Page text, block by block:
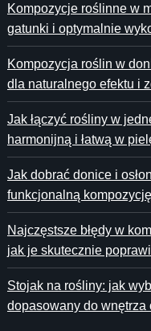
Kompozycje roślinne w
gatunki i optymalnie
Kompozycja roślin w
dla naturalnego efektu i
Jak łączyć rośliny w
harmonijną i łatwą w
Jak dobrać donice i
funkcjonalną kompozycję
Najczęstsze błędy w
jak je skutecznie
Stojak na rośliny: jak
dopasowany do wnętrza